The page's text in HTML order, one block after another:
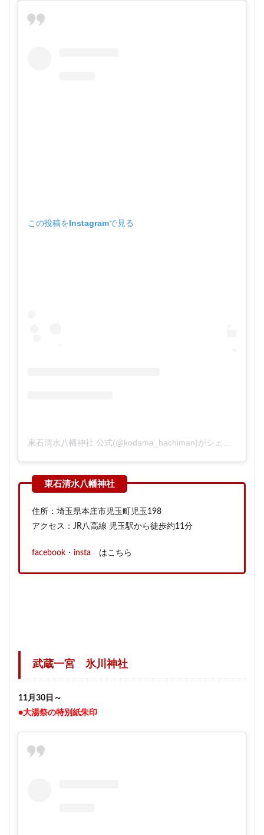
この投稿をInstagramで見る
住所：埼玉県本庄市児玉町児玉198
アクセス：JR八高線 児玉駅から徒歩約11分
facebook ・ insta はこちら
武蔵一宮 氷川神社
11月30日～
●大湯祭の特別紙朱印